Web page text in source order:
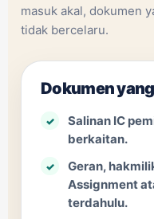
masuk akal, dokumen
tidak bercelaru.
Dokumen
Salinan IC
berkaitan.
Geran,
Assignment
terdahulu.